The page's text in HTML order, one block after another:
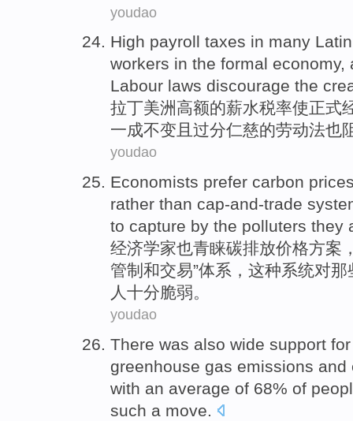
youdao
High payroll taxes in many Latin
workers in the formal economy,
Labour laws discourage the
拉丁美洲 高额的薪水税率使正式
一成不变 且 过分仁慈的劳动法也
youdao
Economists prefer carbon
rather than cap-and-trade
to capture by the polluters they
经济学家也青睐碳排放价格方案
管制和交易”体系 ， 这种系统对那
人十分脆弱。
youdao
There was also wide support
greenhouse gas emissions and
with an average of 68% of
such a move.